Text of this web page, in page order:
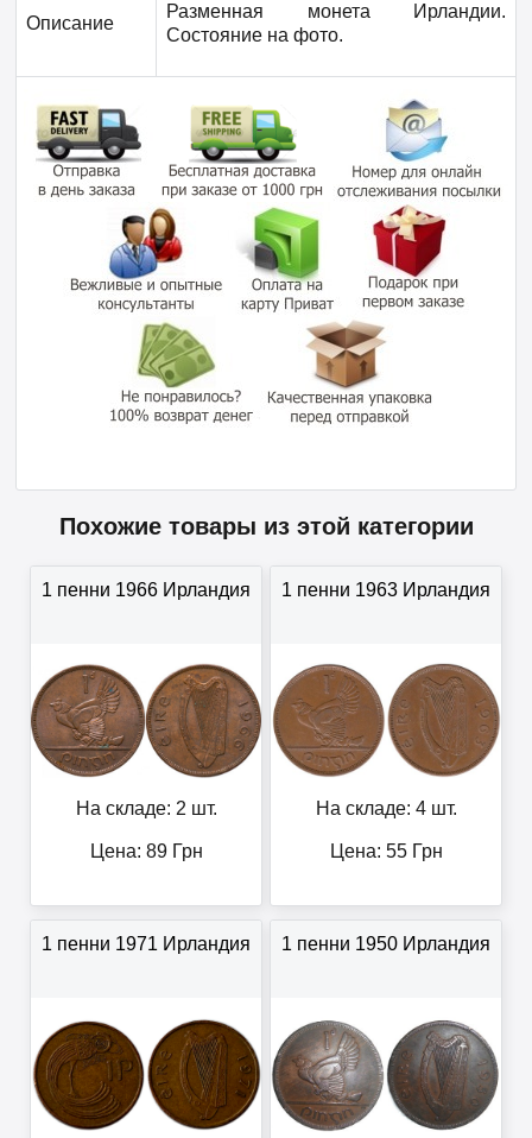
Описание
Разменная монета Ирландии.
Состояние на фото.
Похожие товары из этой категории
1 пенни 1966 Ирландия
На складе: 2 шт.
Цена: 89Грн
1 пенни 1963 Ирландия
На складе: 4 шт.
Цена: 55Грн
1 пенни 1971 Ирландия 1 пенни 1950 Ирландия